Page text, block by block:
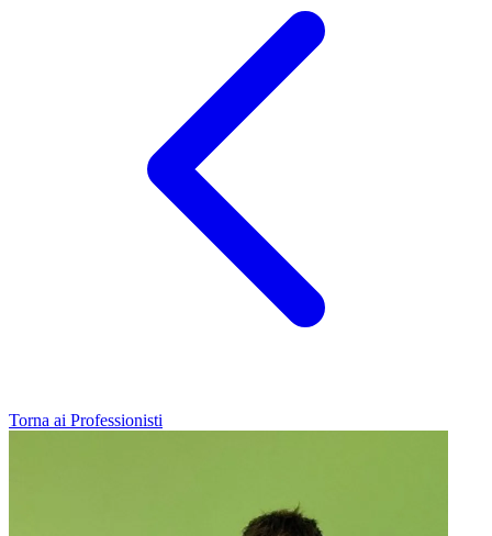
Torna ai Professionisti